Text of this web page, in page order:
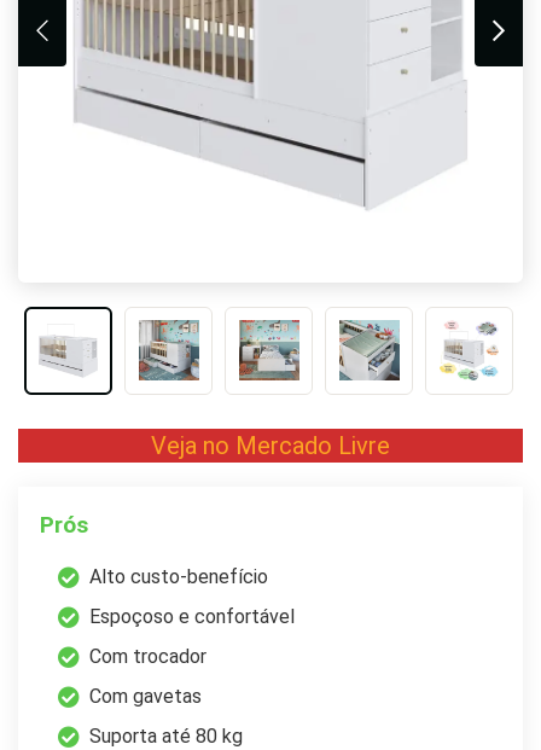
Veja no Mercado Livre
Prós
Alto custo-benefício
Espoçoso e confortável
Com trocador
Com gavetas
Suporta até 80 kg